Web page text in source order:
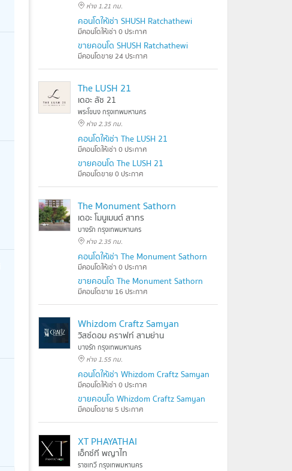
ห่าง 1.21 กม.
คอนโดให้เช่า SHUSH Ratchathewi
มีคอนโดให้เช่า 0 ประกาศ
ขายคอนโด SHUSH Ratchathewi
มีคอนโดขาย 24 ประกาศ
The LUSH 21
เดอะ ลัช 21
พระโขนง กรุงเทพมหานคร
ห่าง 2.35 กม.
คอนโดให้เช่า The LUSH 21
มีคอนโดให้เช่า 0 ประกาศ
ขายคอนโด The LUSH 21
มีคอนโดขาย 0 ประกาศ
The Monument Sathorn
เดอะ โมนูเมนต์ สาทร
บางรัก กรุงเทพมหานคร
ห่าง 2.35 กม.
คอนโดให้เช่า The Monument Sathorn
มีคอนโดให้เช่า 0 ประกาศ
ขายคอนโด The Monument Sathorn
มีคอนโดขาย 16 ประกาศ
Whizdom Craftz Samyan
วิสซ์ดอม คราฟท์ สามย่าน
บางรัก กรุงเทพมหานคร
ห่าง 1.55 กม.
คอนโดให้เช่า Whizdom Craftz Samyan
มีคอนโดให้เช่า 0 ประกาศ
ขายคอนโด Whizdom Craftz Samyan
มีคอนโดขาย 5 ประกาศ
XT PHAYATHAI
เอ็กซ์ที พญาไท
ราชเทวี กรุงเทพมหานคร